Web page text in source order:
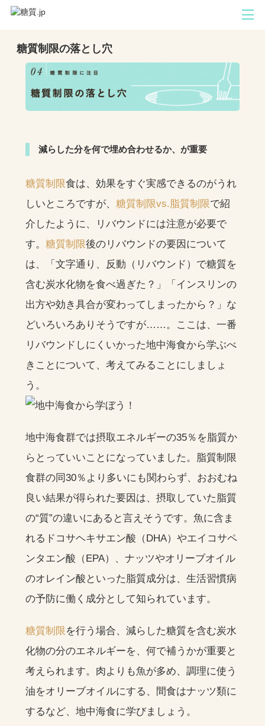
糖質制限の落とし穴
減らした分を何で埋め合わせるか、が重要
糖質制限食は、効果をすぐ実感できるのがうれ
しいところですが、 糖質制限vs.脂質制限で紹
介したように、リバウンドには注意が必要で
す。 糖質制限後のリバウンドの要因について
は、「文字通り、反動（リバウンド）で糖質を
含む炭水化物を食べ過ぎた？」「インスリンの
出方や効き具合が変わってしまったから？」な
どいろいろありそうですが……。ここは、一番
リバウンドしにくいかった地中海食から学ぶべ
きことについて、考えてみることにしましょ
う。
地中海食群では摂取エネルギーの35％を脂質か
らとっていいことになっていました。脂質制限
食群の同30％より多いにも関わらず、おおむね
良い結果が得られた要因は、摂取していた脂質
の“質”の違いにあると言えそうです。魚に含ま
れるドコサヘキサエン酸（DHA）やエイコサペ
ンタエン酸（EPA）、ナッツやオリーブオイル
のオレイン酸といった脂質成分は、生活習慣病
の予防に働く成分として知られています。
糖質制限 を行う場合、減らした糖質を含む炭水
化物の分のエネルギーを、何で補うかが重要と
考えられます。肉よりも魚が多め、調理に使う
油をオリーブオイルにする、間食はナッツ類に
するなど、地中海食に学びましょう。